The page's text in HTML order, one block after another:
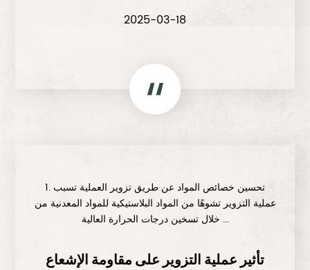
2025-03-18
1. تحسين خصائص المواد عن طريق تزوير العملية تسبب
عملية التزوير تشوهًا من المواد البلاستيكية للمواد المعدنية من
خلال تسخين درجات الحرارة العالية ...
تأثير عملية التزوير على مقاومة الإشعاع